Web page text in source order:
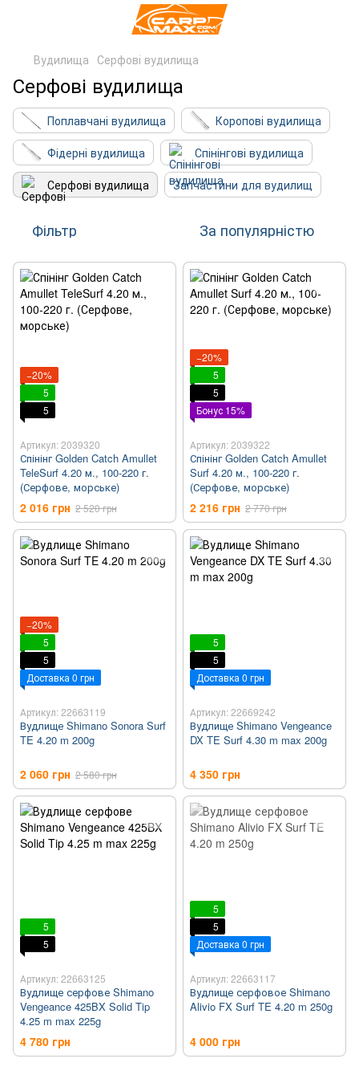
Вудилища Серфові вудилища
Серфові вудилища
Поплавчані вудилища
Коропові вудилища
Фідерні вудилища
Спінінгові вудилища
Серфові вудилища
Запчастини для вудилищ
Фільтр За популярністю
−20%
5
5
Артикул: 2039320
Спінінг Golden Catch Amullet
TeleSurf 4.20 м., 100-220 г.
(Серфове, морське)
2 016 грн 2 520 грн
−20%
5
5
Бонус 15%
Артикул: 2039322
Спінінг Golden Catch Amullet
Surf 4.20 м., 100-220 г.
(Серфове, морське)
2 216 грн 2 770 грн
−20%
5
5
Доставка 0 грн
Артикул: 22663119
Вудлище Shimano Sonora Surf
TE 4.20 m 200g
2 060 грн 2 580 грн
5
5
Доставка 0 грн
Артикул: 22669242
Вудлище Shimano Vengeance
DX TE Surf 4.30 m max 200g
4 350 грн
5
5
Артикул: 22663125
Вудлище серфове Shimano
Vengeance 425BX Solid Tip
4.25 m max 225g
4 780 грн
5
5
Доставка 0 грн
Артикул: 22663117
Вудлище серфовое Shimano
Alivio FX Surf TE 4.20 m 250g
4 000 грн